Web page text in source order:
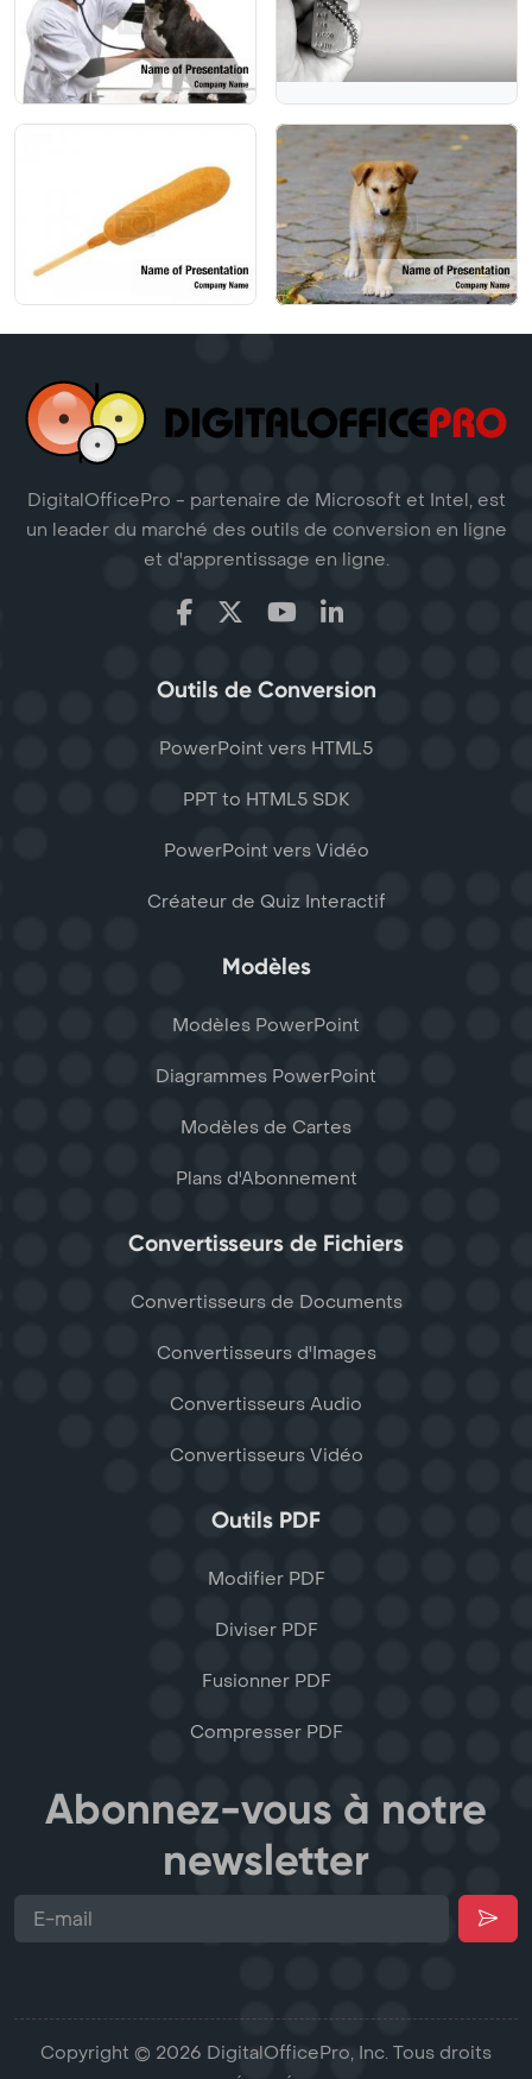
DigitalOfficePro - partenaire de Microsoft et Intel, est
un leader du marché des outils de conversion en ligne
et d'apprentissage en ligne.
Outils de Conversion
PowerPoint vers HTML5
PPT to HTML5 SDK
PowerPoint vers Vidéo
Créateur de Quiz Interactif
Modèles
Modèles PowerPoint
Diagrammes PowerPoint
Modèles de Cartes
Plans d'Abonnement
Convertisseurs de Fichiers
Convertisseurs de Documents
Convertisseurs d'Images
Convertisseurs Audio
Convertisseurs Vidéo
Outils PDF
Modifier PDF
Diviser PDF
Fusionner PDF
Compresser PDF
Abonnez-vous à notre
newsletter
Copyright © 2026 DigitalOfficePro, Inc. Tous droits